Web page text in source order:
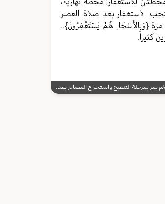
الاستغفار بعد صلاة العصر
{وَبِالأَسْحَارِ هُمْ يَسْتَغْفِرُونَ}..
كثيرا.
بمرحلة التنقيح واستخراج المصادر بعد.